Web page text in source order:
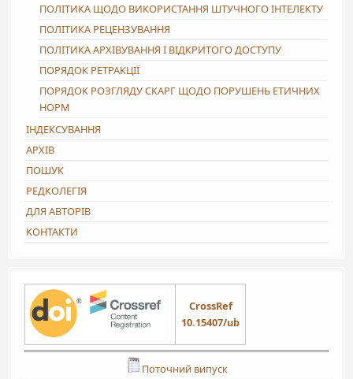
ПОЛІТИКА ЩОДО ВИКОРИСТАННЯ ШТУЧНОГО ІНТЕЛЕКТУ
ПОЛІТИКА РЕЦЕНЗУВАННЯ
ПОЛІТИКА АРХІВУВАННЯ І ВІДКРИТОГО ДОСТУПУ
ПОРЯДОК РЕТРАКЦІЇ
ПОРЯДОК РОЗГЛЯДУ СКАРГ ЩОДО ПОРУШЕНЬ ЕТИЧНИХ
НОРМ
ІНДЕКСУВАННЯ
АРХІВ
ПОШУК
РЕДКОЛЕГІЯ
ДЛЯ АВТОРІВ
КОНТАКТИ
CrossRef
10.15407/ub
Поточний випуск